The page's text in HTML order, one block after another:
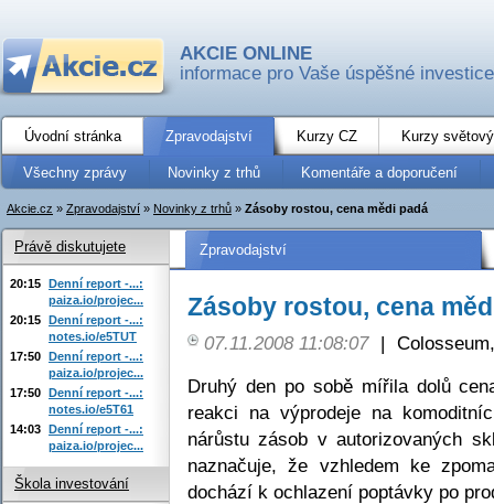
AKCIE ONLINE
informace pro Vaše úspěšné investice
Úvodní stránka Zpravodajství Kurzy CZ Kurzy
Všechny zprávy Novinky z trhů Komentáře a doporučení
Akcie.cz » Zpravodajství » Novinky z trhů » Zásoby rostou, cena mědi padá
Zpravodajství
Zásoby rostou, cena
07.11.2008 11:08:07 |
Druhý den po sobě mířila dolů
reakci na výprodeje na
nárůstu zásob v autorizovaných
naznačuje, že vzhledem ke
dochází k ochlazení poptávky po
Právě diskutujete
20:15 Denní report -...:
paiza.io/projec...
20:15 Denní report -...:
notes.io/e5TUT
17:50 Denní report -...:
paiza.io/projec...
17:50 Denní report -...:
notes.io/e5T61
14:03 Denní report -...:
paiza.io/projec...
Škola investování